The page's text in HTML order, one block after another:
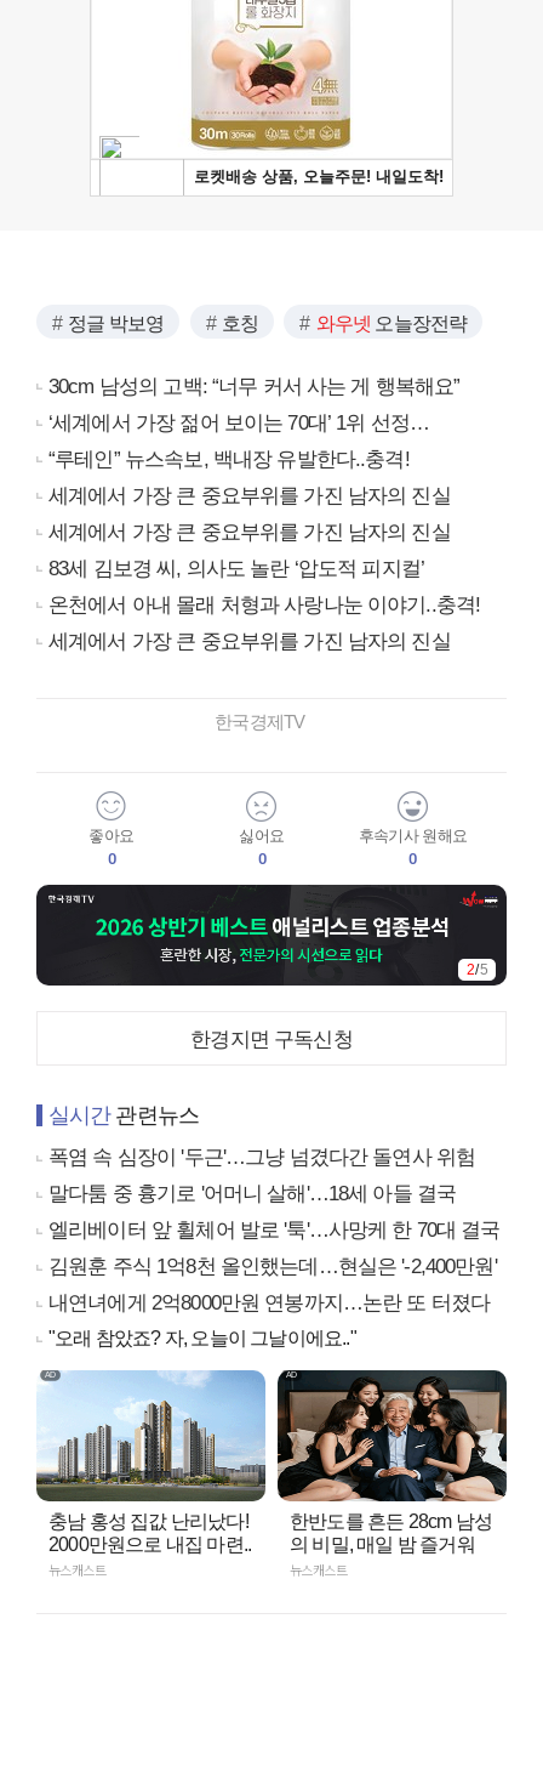
정글 박보영 호칭 와우넷 오늘장전략
30cm 남성의 고백: “너무 커서 사는 게 행복해요”
‘세계에서 가장 젊어 보이는 70대’ 1위 선정…
“루테인” 뉴스속보, 백내장 유발한다..충격!
세계에서 가장 큰 중요부위를 가진 남자의 진실
세계에서 가장 큰 중요부위를 가진 남자의 진실
83세 김보경 씨, 의사도 놀란 ‘압도적 피지컬’
온천에서 아내 몰래 처형과 사랑나눈 이야기..충격!
세계에서 가장 큰 중요부위를 가진 남자의 진실
한국경제TV
좋아요
0
싫어요
0
후속기사 원해요
0
2/5
한경지면 구독신청
실시간관련뉴스
폭염 속 심장이 '두근'…그냥 넘겼다간 돌연사 위험
말다툼 중 흉기로 '어머니 살해'…18세 아들 결국
엘리베이터 앞 휠체어 발로 '툭'…사망케 한 70대 결국
김원훈 주식 1억8천 올인했는데…현실은 '-2,400만원'
내연녀에게 2억8000만원 연봉까지…논란 또 터졌다
"오래 참았죠? 자, 오늘이 그날이에요.."
충남 홍성 집값 난리났다!
2000만원으로 내집 마련..
뉴스캐스트
한반도를 흔든 28cm 남성
의 비밀, 매일 밤 즐거워
뉴스캐스트